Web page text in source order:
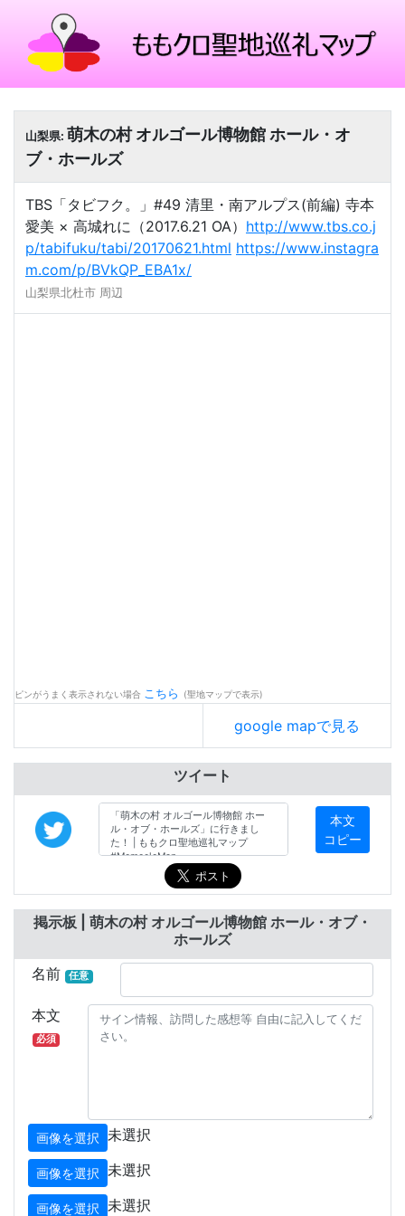
山梨県: 萌木の村 オルゴール博物館 ホール・オ
ブ・ホールズ
TBS「タビフク。」#49 清里・南アルプス(前編) 寺本
愛美 × 高城れに（2017.6.21 OA） http://www.tbs.co.j
p/tabifuku/tabi/20170621.html https://www.instagra
m.com/p/BVkQP_EBA1x/
山梨県北杜市 周辺
ピンがうまく表示されない場合 こちら (聖地マップで表示)
google mapで見る
ツイート
本文
コピー
掲示板 | 萌木の村 オルゴール博物館 ホール・オブ・
ホールズ
名前
任意
本文
必須
画像を選択 未選択
画像を選択 未選択
画像を選択 未選択